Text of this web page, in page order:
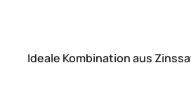
Ideale Kombination aus